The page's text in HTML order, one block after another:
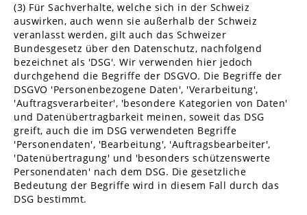
(3) Für Sachverhalte, welche sich in der Schweiz
auswirken, auch wenn sie außerhalb der Schweiz
veranlasst werden, gilt auch das Schweizer
Bundesgesetz über den Datenschutz, nachfolgend
bezeichnet als 'DSG'. Wir verwenden hier jedoch
durchgehend die Begriffe der DSGVO. Die Begriffe der
DSGVO 'Personenbezogene Daten', 'Verarbeitung',
'Auftragsverarbeiter', 'besondere Kategorien von Daten'
und Datenübertragbarkeit meinen, soweit das DSG
greift, auch die im DSG verwendeten Begriffe
'Personendaten', 'Bearbeitung', 'Auftragsbearbeiter',
'Datenübertragung' und 'besonders schützenswerte
Personendaten' nach dem DSG. Die gesetzliche
Bedeutung der Begriffe wird in diesem Fall durch das
DSG bestimmt.